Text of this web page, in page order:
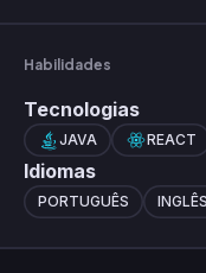
Habilidades
Tecnologias
JAVA REACT
Idiomas
PORTUGUÊS INGLÊS